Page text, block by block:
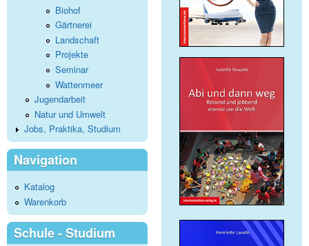
Biohof
Gärtnerei
Landschaft
Projekte
Seminar
Wattenmeer
Jugendarbeit
Natur und Umwelt
Jobs, Praktika, Studium
Navigation
Katalog
Warenkorb
Schule - Studium